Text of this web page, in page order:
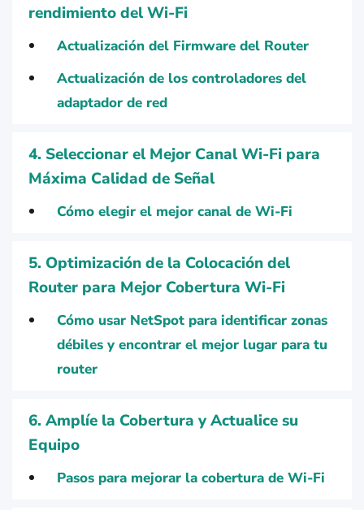
rendimiento del Wi-Fi
Actualización del Firmware del Router
Actualización de los controladores del
adaptador de red
4. Seleccionar el Mejor Canal Wi-Fi para
Máxima Calidad de Señal
Cómo elegir el mejor canal de Wi-Fi
5. Optimización de la Colocación del
Router para Mejor Cobertura Wi-Fi
Cómo usar NetSpot para identificar zonas
débiles y encontrar el mejor lugar para tu
router
6. Amplíe la Cobertura y Actualice su
Equipo
Pasos para mejorar la cobertura de Wi-Fi